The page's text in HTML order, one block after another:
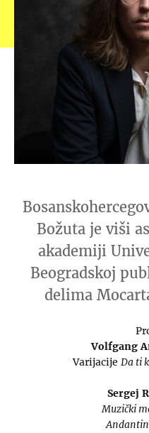
Božuta je viši
akademiji
Beogradskoj
delima
Volfgang
Varijacije Da ti
Sergej
Muzički